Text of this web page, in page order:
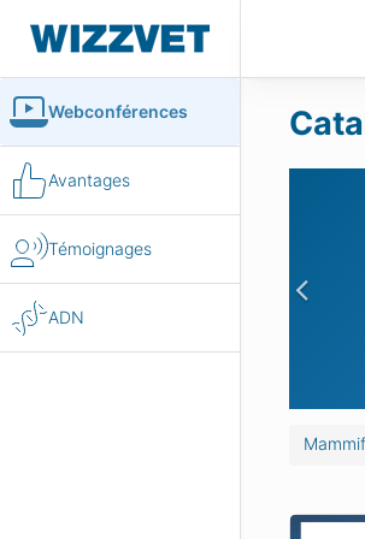
Webconférences
Avantages
Témoignages
ADN